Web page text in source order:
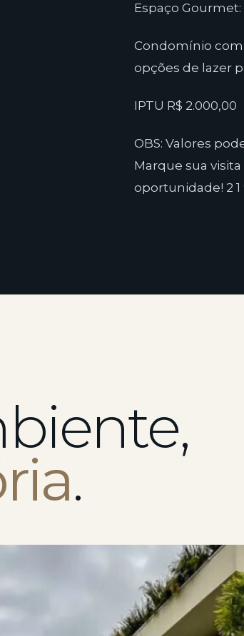
Espaço
Condomínio com
opções de lazer
IPTU R$ 2.000,00
OBS: Valores
Marque sua
oportunidade! 2 1
.